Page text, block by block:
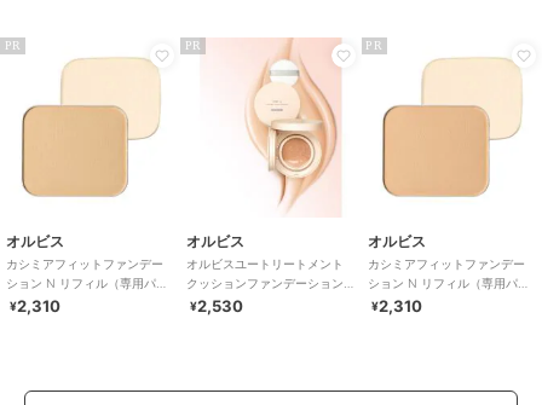
PR
オルビス
カシミアフィットファンデー
ション N リフィル（専用パフ
付） ベージュナチュラル02
¥2,310
PR
オルビス
オルビスユートリートメント
クッションファンデーション
N リフィル(パフ付) ライ
¥2,530
PR
オルビス
カシミアフィットファンデー
ション N リフィル（専用パフ
付） ナチュラル02 9g
¥2,310